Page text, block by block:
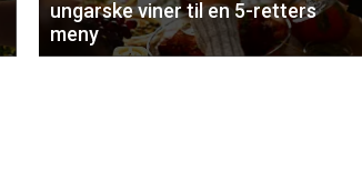
ungarske viner til en 5-retters
meny